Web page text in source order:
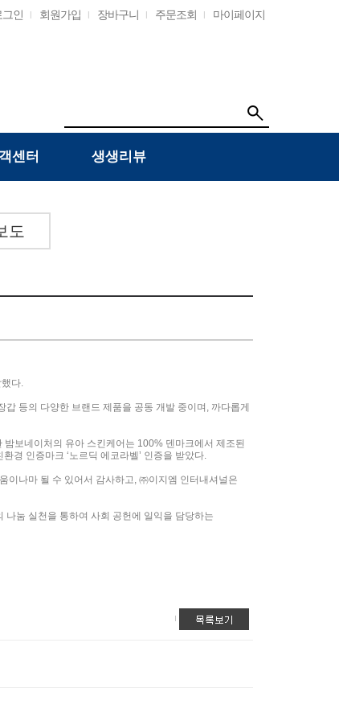
그인 회원가입 장바구니 주문조회 마이페이지
센터 생생리뷰
도
다.
등의 다양한 브랜드 제품을 공동 개발 중이며, 까다롭게
보네이처의 유아 스킨케어는 100% 덴마크에서 제조된
경 인증마크 ‘노르딕 에코라벨’ 인증을 받았다.
이나마 될 수 있어서 감사하고, ㈜이지엠 인터내셔널은
눔 실천을 통하여 사회 공헌에 일익을 담당하는